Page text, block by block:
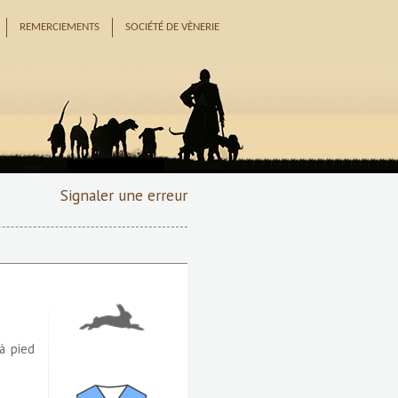
REMERCIEMENTS SOCIÉTÉ DE VÈNERIE
Signaler une erreur
pied